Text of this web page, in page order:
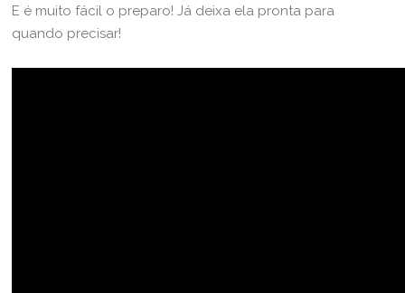
E é muito fácil o preparo! Já deixa ela pronta para
quando precisar!